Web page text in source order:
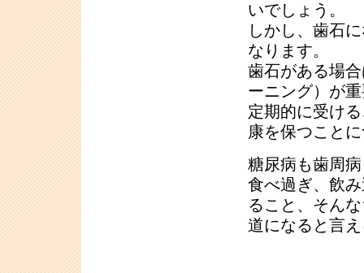
いでしょう。
しかし、歯石
なります。
歯石がある場
ーニング）が
定期的に受け
康を保つこと
糖尿病も歯周
食べ過ぎ、飲
ること、そん
道になると言